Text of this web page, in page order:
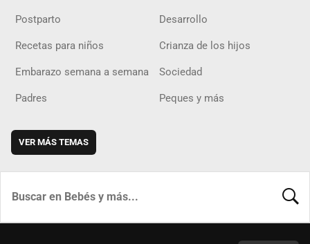
Postparto Desarrollo
Recetas para niños Crianza de los hijos
Embarazo semana a semana Sociedad
Padres Peques y más
VER MÁS TEMAS